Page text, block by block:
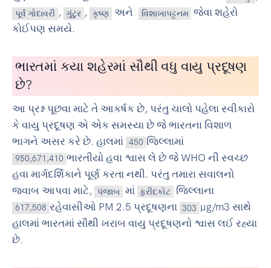
પૂર્વ ગોદાવરી , ગુંટુર , કૃષ્ણ અને વિશાખાપટ્ટનમ જેવા શહેરો
કોઈપણ સમયે.
ભારતમાં કયા શહેરમાં સૌથી વધુ વાયુ પ્રદૂષણ
છે?
આ પ્રશ્ન પૂછવા માટે તે આકર્ષક છે, પરંતુ ચાલો પહેલા સ્વીકારો
કે વાયુ પ્રદૂષણ એ એક સમસ્યા છે જે ભારતના વિશાળ
ભાગને અસર કરે છે. હાલમાં 450 જિલ્લામાં
950,671,410 ભારતીયો હવા શ્વાસ લે છે જે WHO ની સ્વચ્છ
હવા માર્ગદર્શિકાને પૂર્ણ કરતા નથી. પરંતુ તમારા સવાલનો
જવાબ આપવા માટે,
પંજાબ માં ફરીદકોટ જિલ્લાના
617,508 રહેવાસીઓ PM 2.5 પ્રદૂષણના 303 µg/m3 સાથે
હાલમાં ભારતમાં સૌથી ખરાબ વાયુ પ્રદૂષણનો શ્વાસ લઈ રહ્યા
છે.